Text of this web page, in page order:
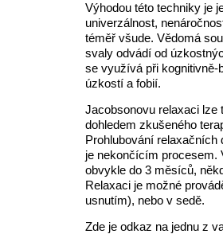
Výhodou této techniky je
univerzálnost,
téměř všude. Vědomá
svaly odvádí od
se využívá při kognitivně-
úzkostí a fobií.
Jacobsonovu relaxaci lze
dohledem zkušeného
Prohlubování relaxačních
je nekončícím procesem.
obvykle do 3 měsíců,
Relaxaci je možné
usnutím), nebo v sedě.
Zde je odkaz na jednu z